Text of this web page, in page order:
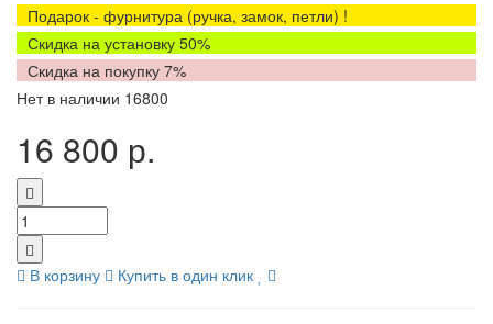
Подарок - фурнитура (ручка, замок, петли) !
Скидка на установку 50%
Скидка на покупку 7%
Нет в наличии 16800
16 800 р.
В корзину Купить в один клик